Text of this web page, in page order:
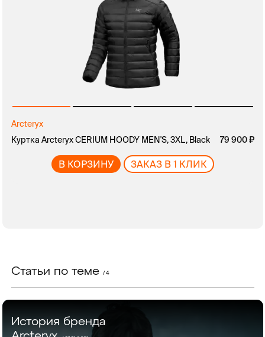
Arcteryx
Куртка Arcteryx CERIUM HOODY MEN'S, 3XL, Black
79 900
В КОРЗИНУ ЗАКАЗ В 1 КЛИК
руб.
Статьи по теме / 4
История бренда